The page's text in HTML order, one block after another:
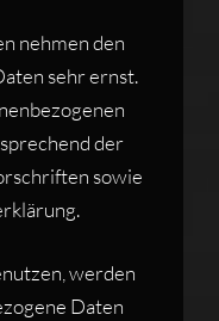
nehmen den
sehr ernst.
der
sowie
werden
Daten